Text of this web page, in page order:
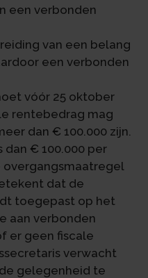
een verbonden
van een belang
een verbonden
vóór 25 oktober
rentebedrag mag
dan € 100.000 zijn.
€ 100.000 per
overgangsmaatregel
dat de
toegepast op het
aan verbonden
er geen fiscale
verwacht
gelegenheid te